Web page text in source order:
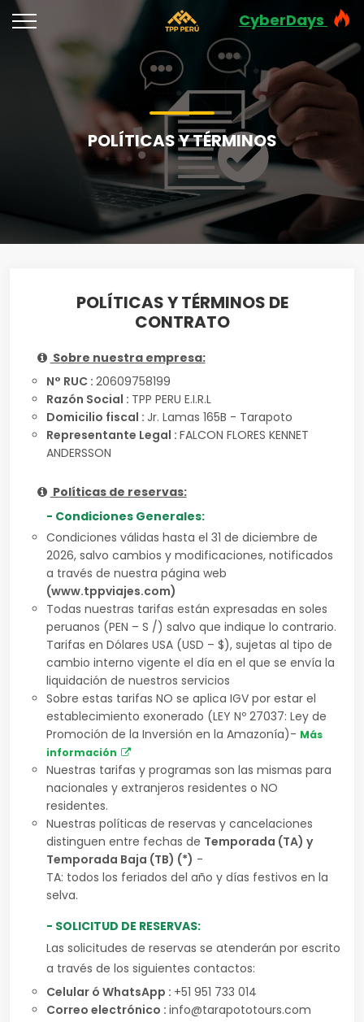
POLÍTICAS Y TÉRMINOS
POLÍTICAS Y TÉRMINOS DE
CONTRATO
Sobre nuestra empresa:
N° RUC : 20609758199
Razón Social : TPP PERU E.I.R.L
Domicilio fiscal : Jr. Lamas 165B - Tarapoto
Representante Legal : FALCON FLORES KENNET
ANDERSSON
Políticas de reservas:
- Condiciones Generales:
Condiciones válidas hasta el 31 de diciembre de
2026, salvo cambios y modificaciones, notificados
a través de nuestra página web
(www.tppviajes.com)
Todas nuestras tarifas están expresadas en soles
peruanos (PEN – S /) salvo que indique lo contrario.
Tarifas en Dólares USA (USD – $), sujetas al tipo de
cambio interno vigente el día en el que se envía la
liquidación de nuestros servicios
Sobre estas tarifas NO se aplica IGV por estar el
establecimiento exonerado (LEY Nº 27037: Ley de
Promoción de la Inversión en la Amazonía)- Más
información
Nuestras tarifas y programas son las mismas para
nacionales y extranjeros residentes o NO
residentes.
Nuestras políticas de reservas y cancelaciones
distinguen entre fechas de Temporada (TA) y
Temporada Baja (TB) (*) -
TA: todos los feriados del año y días festivos en la
selva.
- SOLICITUD DE RESERVAS:
Las solicitudes de reservas se atenderán por escrito
a través de los siguientes contactos:
Celular ó WhatsApp : +51 951 733 014
Correo electrónico : info@tarapototours.com
CyberDays